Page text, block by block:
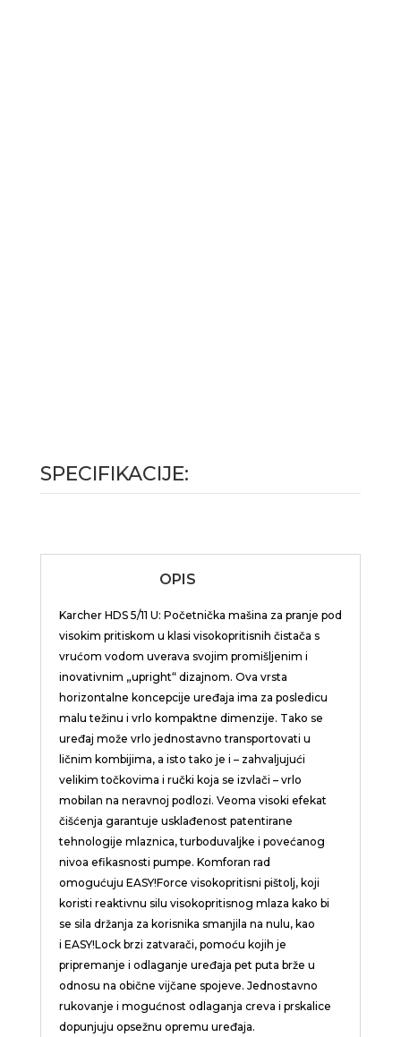
SPECIFIKACIJE:
OPIS
Karcher HDS 5/11 U: Početnička mašina za pranje pod
visokim pritiskom u klasi visokopritisnih čistača s
vrućom vodom uverava svojim promišljenim i
inovativnim „upright“ dizajnom. Ova vrsta
horizontalne koncepcije uređaja ima za posledicu
malu težinu i vrlo kompaktne dimenzije. Tako se
uređaj može vrlo jednostavno transportovati u
ličnim kombijima, a isto tako je i – zahvaljujući
velikim točkovima i ručki koja se izvlači – vrlo
mobilan na neravnoj podlozi. Veoma visoki efekat
čišćenja garantuje usklađenost patentirane
tehnologije mlaznica, turboduvaljke i povećanog
nivoa efikasnosti pumpe. Komforan rad
omogućuju EASY!Force visokopritisni pištolj, koji
koristi reaktivnu silu visokopritisnog mlaza kako bi
se sila držanja za korisnika smanjila na nulu, kao
i EASY!Lockbrzi zatvarači, pomoću kojih je
pripremanje i odlaganje uređaja pet puta brže u
odnosu na obične vijčane spojeve. Jednostavno
rukovanje i mogućnost odlaganja creva i prskalice
dopunjuju opsežnu opremu uređaja.